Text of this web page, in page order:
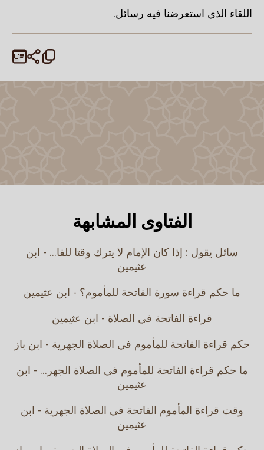
اللقاء الذي استعرضنا فيه رسائل.
الفتاوى المشابهة
سائل يقول : إذا كان الإمام لا يترك وقتا للفا... - ابن
عثيمين
ما حكم قراءة سورة الفاتحة للمأموم؟ - ابن عثيمين
قراءة الفاتحة في الصلاة - ابن عثيمين
حكم قراءة الفاتحة للمأموم في الصلاة الجهرية - ابن باز
ما حكم قراءة الفاتحة للمأموم في الصلاة الجهر... - ابن
عثيمين
وقت قراءة المأموم الفاتحة في الصلاة الجهرية - ابن
عثيمين